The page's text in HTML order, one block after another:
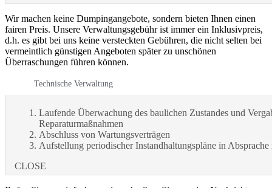
Wir machen keine Dumpingangebote, sondern bieten Ihnen einen
fairen Preis. Unsere Verwaltungsgebühr ist immer ein Inklusivpreis,
d.h. es gibt bei uns keine versteckten Gebühren, die nicht selten bei
vermeintlich günstigen Angeboten später zu unschönen
Überraschungen führen können.
Technische Verwaltung
Laufende Überwachung des baulichen Zustandes und
Reparaturmaßnahmen
Abschluss von Wartungsverträgen
Aufstellung periodischer Instandhaltungspläne in
CLOSE